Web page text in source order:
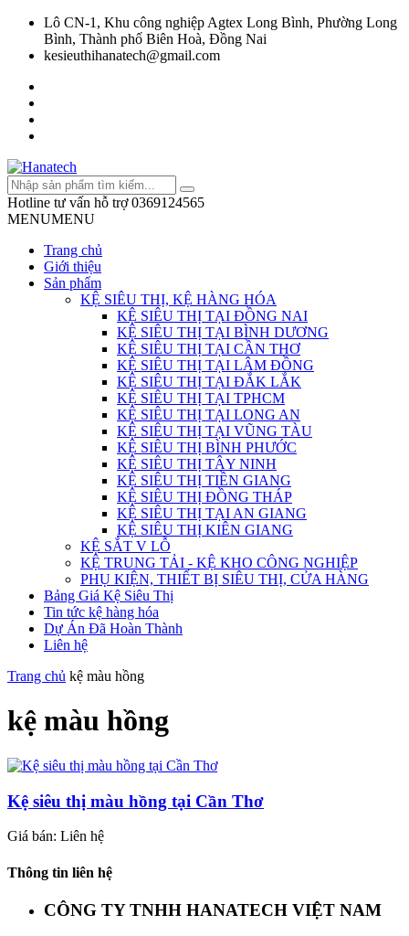
Lô CN-1, Khu công nghiệp Agtex Long Bình, Phường Long
Bình, Thành phố Biên Hoà, Đồng Nai
kesieuthihanatech@gmail.com
Hotline tư vấn hỗ trợ 0369124565
MENUMENU
Trang chủ
Giới thiệu
Sản phẩm
KỆ SIÊU THỊ, KỆ HÀNG HÓA
KỆ SIÊU THỊ TẠI ĐỒNG NAI
KỆ SIÊU THỊ TẠI BÌNH DƯƠNG
KỆ SIÊU THỊ TẠI CẦN THƠ
KỆ SIÊU THỊ TẠI LÂM ĐỒNG
KỆ SIÊU THỊ TẠI ĐẮK LẮK
KỆ SIÊU THỊ TẠI TPHCM
KỆ SIÊU THỊ TẠI LONG AN
KỆ SIÊU THỊ TẠI VŨNG TÀU
KỆ SIÊU THỊ BÌNH PHƯỚC
KỆ SIÊU THỊ TÂY NINH
KỆ SIÊU THỊ TIỀN GIANG
KỆ SIÊU THỊ ĐỒNG THÁP
KỆ SIÊU THỊ TẠI AN GIANG
KỆ SIÊU THỊ KIÊN GIANG
KỆ SẮT V LỖ
KỆ TRUNG TẢI - KỆ KHO CÔNG NGHIỆP
PHỤ KIỆN, THIẾT BỊ SIÊU THỊ, CỬA HÀNG
Bảng Giá Kệ Siêu Thị
Tin tức kệ hàng hóa
Dự Án Đã Hoàn Thành
Liên hệ
Trang chủ kệ màu hồng
kệ màu hồng
Kệ siêu thị màu hồng tại Cần Thơ
Giá bán: Liên hệ
Thông tin liên hệ
CÔNG TY TNHH HANATECH VIỆT NAM